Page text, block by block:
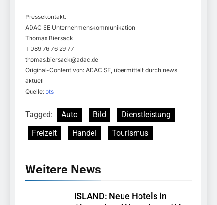
Pressekontakt:
ADAC SE Unternehmenskommunikation
Thomas Biersack
T 089 76 76 29 77
thomas.biersack@adac.de
Original-Content von: ADAC SE, übermittelt durch news
aktuell
Quelle: ots
Tagged: Auto Bild
Dienstleistung
Freizeit
Handel Tourismus
Weitere News
ISLAND: Neue Hotels in